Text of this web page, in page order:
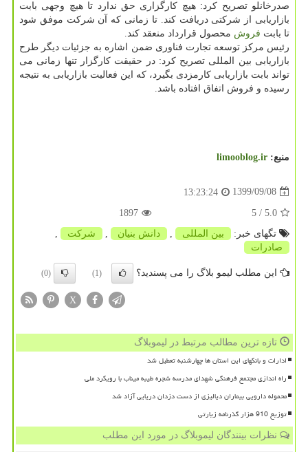
صدرخانلو تصریح کرد: هیچ کارگزاری حق ندارد تا هیچ وجهی بابت
بازاریابی از شرکتی دریافت کند. تا زمانی که آن شرکت موفق شود
تا بابت فروش محصول قرارداد منعقد کند.
رئیس مرکز توسعه تجارت فناوری ضمن اشاره به جزئیات دیگر طرح
بازاریابی بین المللی تصریح کرد: در حقیقت کارگزار تنها زمانی می
تواند بابت بازاریابی کارمزدی بگیرد، که این فعالیت بازاریابی به نتیجه
رسیده و فروش اتفاق افتاده باشد.
منبع: limooblog.ir
1399/09/08
13:23:24
5.0
/ 5
1897
تگهای خبر:
بین المللی , دانش بنیان , شركت
,
صادرات
این مطلب لیمو بلاگ را می پسندید؟ (1)
(0)
X
تازه ترین مطالب مرتبط در لیموبلاگ
ادارات و بانکهای این استان ها چهارشنبه تعطیل شد
راه اندازی مجتمع فرهنگی شهدای مدرسه شجره طیبه میناب با رویکرد ملی
محموله دارویی بیماران دیالیزی از دست دزدان دریایی آزاد شد
توزیع 910 هزار گذرنامه زیارتی
نظرات بینندگان لیموبلاگ در مورد این مطلب